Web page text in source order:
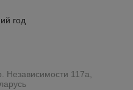
год
Независимости 117а,